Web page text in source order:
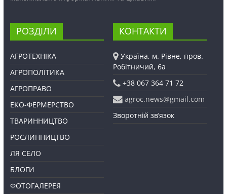
РОЗДІЛИ
АГРОТЕХНІКА
АГРОПОЛІТИКА
АГРОПРАВО
ЕКО-ФЕРМЕРСТВО
ТВАРИННИЦТВО
РОСЛИННИЦТВО
ЛЯ СЕЛО
БЛОГИ
ФОТОГАЛЕРЕЯ
КОНТАКТИ
Україна, м. Рівне, пров.
Робітничий, 6а
+38 067 364 71 72
agroc.news@gmail.com
Зворотній зв’язок